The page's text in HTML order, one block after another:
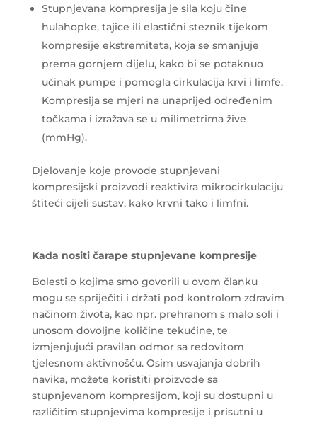
Stupnjevana kompresija je sila koju čine
hulahopke, tajice ili elastični steznik tijekom
kompresije ekstremiteta, koja se smanjuje
prema gornjem dijelu, kako bi se potaknuo
učinak pumpe i pomogla cirkulacija krvi i limfe.
Kompresija se mjeri na unaprijed određenim
točkama i izražava se u milimetrima žive
(mmHg).
Djelovanje koje provode stupnjevani
kompresijski proizvodi reaktivira mikrocirkulaciju
štiteći cijeli sustav, kako krvni tako i limfni.
Kada nositi čarape stupnjevane kompresije
Bolesti o kojima smo govorili u ovom članku
mogu se spriječiti i držati pod kontrolom zdravim
načinom života, kao npr. prehranom s malo soli i
unosom dovoljne količine tekućine, te
izmjenjujući pravilan odmor sa redovitom
tjelesnom aktivnošću. Osim usvajanja dobrih
navika, možete koristiti proizvode sa
stupnjevanom kompresijom, koji su dostupni u
različitim stupnjevima kompresije i prisutni u